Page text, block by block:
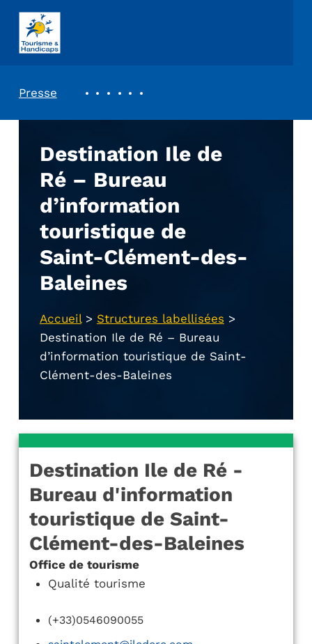
ASSOCIATION TOURISME ET HANDICAPS
Presse
Destination Ile de
Ré – Bureau
d’information
touristique de
Saint-Clément-des-
Baleines
Accueil> Structures labellisées >
Destination Ile de Ré – Bureau
d’information touristique de Saint-
Clément-des-Baleines
Destination Ile de Ré -
Bureau d'information
touristique de Saint-
Clément-des-Baleines
Office de tourisme
Qualité tourisme
(+33)0546090055